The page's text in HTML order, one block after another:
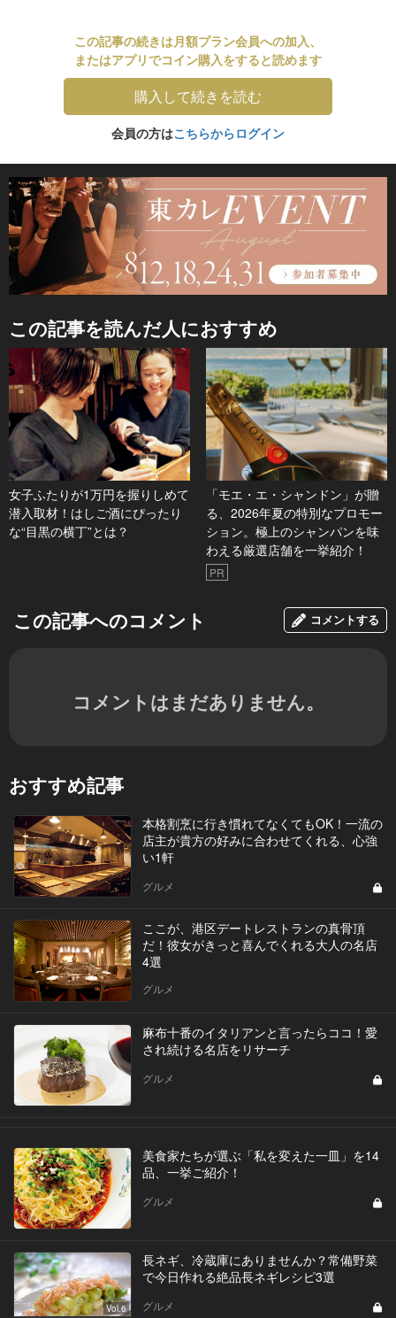
この記事の続きは月額プラン会員への加入、
またはアプリでコイン購入をすると読めます
購入して続きを読む
会員の方はこちらからログイン
この記事を読んだ人におすすめ
女子ふたりが1万円を握りしめて
潜入取材！はしご酒にぴったり
な“目黒の横丁”とは？
「モエ・エ・シャンドン」が贈
る、2026年夏の特別なプロモー
ション。極上のシャンパンを味
わえる厳選店舗を一挙紹介！
PR
この記事へのコメント コメントする
コメントはまだありません。
おすすめ記事
本格割烹に行き慣れてなくてもOK！一流の
店主が貴方の好みに合わせてくれる、心強
い1軒
グルメ
ここが、港区デートレストランの真骨頂
だ！彼女がきっと喜んでくれる大人の名店
4選
グルメ
麻布十番のイタリアンと言ったらココ！愛
され続ける名店をリサーチ
グルメ
美食家たちが選ぶ「私を変えた一皿」を14
品、一挙ご紹介！
グルメ
Vol.6
長ネギ、冷蔵庫にありませんか？常備野菜
で今日作れる絶品長ネギレシピ3選
グルメ